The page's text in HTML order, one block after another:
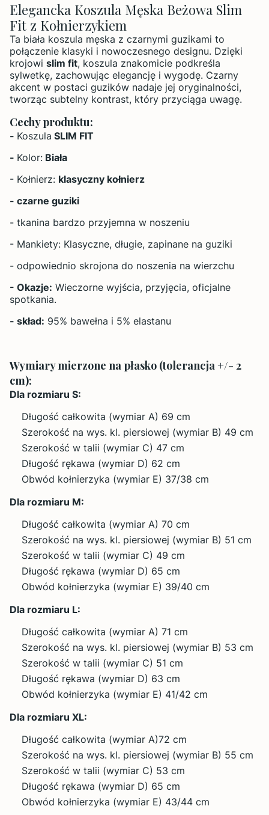
Elegancka Koszula Męska Beżowa Slim
Fit z Kołnierzykiem
Ta biała koszula męska z czarnymi guzikami to
połączenie klasyki i nowoczesnego designu. Dzięki
krojowi slim fit, koszula znakomicie podkreśla
sylwetkę, zachowując elegancję i wygodę. Czarny
akcent w postaci guzików nadaje jej oryginalności,
tworząc subtelny kontrast, który przyciąga uwagę.
Cechy produktu:
- Koszula SLIM FIT
- Kolor: Biała
- Kołnierz: klasyczny kołnierz
- czarne guziki
- tkanina bardzo przyjemna w noszeniu
- Mankiety: Klasyczne, długie, zapinane na guziki
- odpowiednio skrojona do noszenia na wierzchu
- Okazje: Wieczorne wyjścia, przyjęcia, oficjalne
spotkania.
- skład: 95% bawełna i 5% elastanu
Wymiary mierzone na płasko (tolerancja +/- 2
cm):
Dla rozmiaru S:
Długość całkowita (wymiar A) 69 cm
Szerokość na wys. kl. piersiowej (wymiar B) 49 cm
Szerokość w talii (wymiar C) 47 cm
Długość rękawa (wymiar D) 62 cm
Obwód kołnierzyka (wymiar E) 37/38 cm
Dla rozmiaru M:
Długość całkowita (wymiar A) 70 cm
Szerokość na wys. kl. piersiowej (wymiar B) 51 cm
Szerokość w talii (wymiar C) 49 cm
Długość rękawa (wymiar D) 65 cm
Obwód kołnierzyka (wymiar E) 39/40 cm
Dla rozmiaru L:
Długość całkowita (wymiar A) 71 cm
Szerokość na wys. kl. piersiowej (wymiar B) 53 cm
Szerokość w talii (wymiar C) 51 cm
Długość rękawa (wymiar D) 63 cm
Obwód kołnierzyka (wymiar E) 41/42 cm
Dla rozmiaru XL:
Długość całkowita (wymiar A)72 cm
Szerokość na wys. kl. piersiowej (wymiar B) 55 cm
Szerokość w talii (wymiar C) 53 cm
Długość rękawa (wymiar D) 65 cm
Obwód kołnierzyka (wymiar E) 43/44 cm